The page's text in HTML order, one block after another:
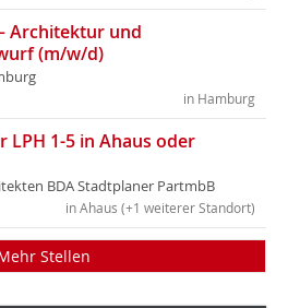
Architektur und
(m/w/d)
in Hamburg
1-5 in Ahaus oder
BDA Stadtplaner PartmbB
in Ahaus (+1 weiterer Standort)
Stellen